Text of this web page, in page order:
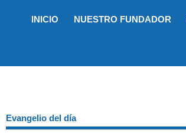
INICIO NUESTRO FUNDADOR
Evangelio del día